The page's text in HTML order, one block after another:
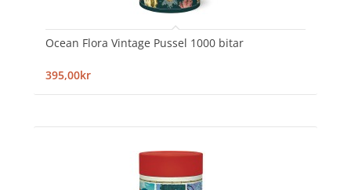
Ocean Flora Vintage Pussel 1000 bitar
395,00kr